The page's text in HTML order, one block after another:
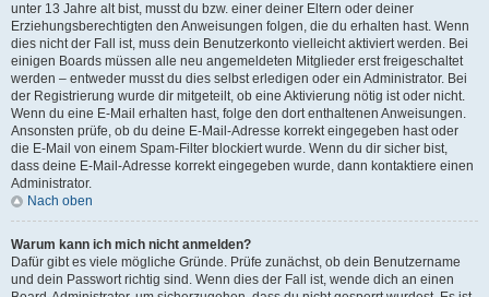
unter 13 Jahre alt bist, musst du bzw. einer deiner Eltern oder deiner
Erziehungsberechtigten den Anweisungen folgen, die du erhalten hast. Wenn
dies nicht der Fall ist, muss dein Benutzerkonto vielleicht aktiviert werden. Bei
einigen Boards müssen alle neu angemeldeten Mitglieder erst freigeschaltet
werden – entweder musst du dies selbst erledigen oder ein Administrator. Bei
der Registrierung wurde dir mitgeteilt, ob eine Aktivierung nötig ist oder nicht.
Wenn du eine E-Mail erhalten hast, folge den dort enthaltenen Anweisungen.
Ansonsten prüfe, ob du deine E-Mail-Adresse korrekt eingegeben hast oder
die E-Mail von einem Spam-Filter blockiert wurde. Wenn du dir sicher bist,
dass deine E-Mail-Adresse korrekt eingegeben wurde, dann kontaktiere einen
Administrator.
Nach oben
Warum kann ich mich nicht anmelden?
Dafür gibt es viele mögliche Gründe. Prüfe zunächst, ob dein Benutzername
und dein Passwort richtig sind. Wenn dies der Fall ist, wende dich an einen